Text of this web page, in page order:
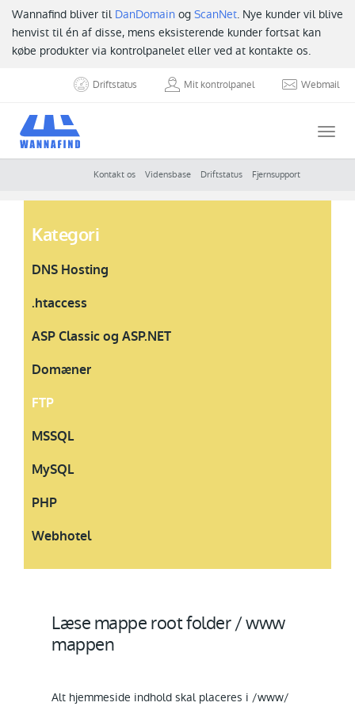
Wannafind bliver til DanDomain og ScanNet. Nye kunder vil blive
henvist til én af disse, mens eksisterende kunder fortsat kan
købe produkter via kontrolpanelet eller ved at kontakte os.
Driftstatus Mit kontrolpanel Webmail
Kontakt os Vidensbase Driftstatus Fjernsupport
Kategori
DNS Hosting
.htaccess
ASP Classic og ASP.NET
Domæner
FTP
MSSQL
MySQL
PHP
Webhotel
Læse mappe root folder / www
mappen
Alt hjemmeside indhold skal placeres i /www/